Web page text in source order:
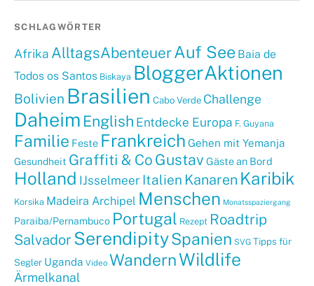
SCHLAGWÖRTER
Afrika AlltagsAbenteuerAuf See Baia de
Todos os Santos Biskaya BloggerAktionen
Bolivien Brasilien Cabo Verde Challenge
Daheim English Entdecke Europa F. Guyana
Familie Feste Frankreich Gehen mit Yemanja
Gesundheit Graffiti & Co Gustav Gäste an Bord
Holland IJsselmeer Italien Kanaren Karibik
Korsika Madeira Archipel Menschen Monatsspaziergang
Paraiba/Pernambuco Portugal Rezept Roadtrip
Salvador SerendipitySpanien SVG Tipps für
Segler Uganda Video WandernWildlife
Ärmelkanal